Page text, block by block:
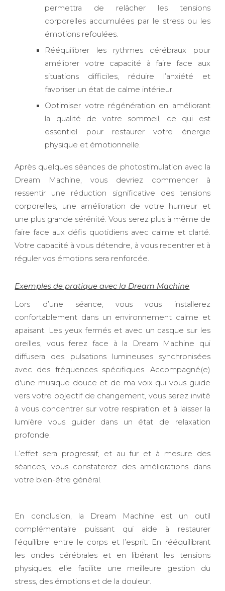
permettra de relâcher les tensions
corporelles accumulées par le stress ou les
émotions refoulées.
Rééquilibrer les rythmes cérébraux pour
améliorer votre capacité à faire face aux
situations difficiles, réduire l’anxiété et
favoriser un état de calme intérieur.
Optimiser votre régénération en améliorant
la qualité de votre sommeil, ce qui est
essentiel pour restaurer votre énergie
physique et émotionnelle.
Après quelques séances de photostimulation avec la
Dream Machine, vous devriez commencer à
ressentir une réduction significative des tensions
corporelles, une amélioration de votre humeur et
une plus grande sérénité. Vous serez plus à même de
faire face aux défis quotidiens avec calme et clarté.
Votre capacité à vous détendre, à vous recentrer et à
réguler vos émotions sera renforcée.
Exemples de pratique avec la Dream Machine
Lors d’une séance, vous vous installerez
confortablement dans un environnement calme et
apaisant. Les yeux fermés et avec un casque sur les
oreilles, vous ferez face à la Dream Machine qui
diffusera des pulsations lumineuses synchronisées
avec des fréquences spécifiques. Accompagné(e)
d'une musique douce et de ma voix qui vous guide
vers votre objectif de changement, vous serez invité
à vous concentrer sur votre respiration et à laisser la
lumière vous guider dans un état de relaxation
profonde.
L’effet sera progressif, et au fur et à mesure des
séances, vous constaterez des améliorations dans
votre bien-être général.
En conclusion, la Dream Machine est un outil
complémentaire puissant qui aide à restaurer
l’équilibre entre le corps et l’esprit. En rééquilibrant
les ondes cérébrales et en libérant les tensions
physiques, elle facilite une meilleure gestion du
stress, des émotions et de la douleur.